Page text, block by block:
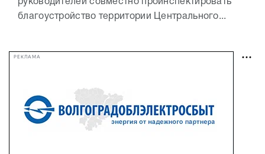
руководителей совместно проинспектировать
благоустройство территории Центрального...
РЕКЛАМА